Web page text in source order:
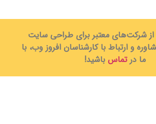
شرکت‌های معتبر برای طراحی سایت
و ارتباط با کارشناسان افروز وب، با
ما در تماس باشید!